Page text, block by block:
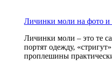
Личинки моли на фото
Личинки моли – это те
портят одежду,
проплешины